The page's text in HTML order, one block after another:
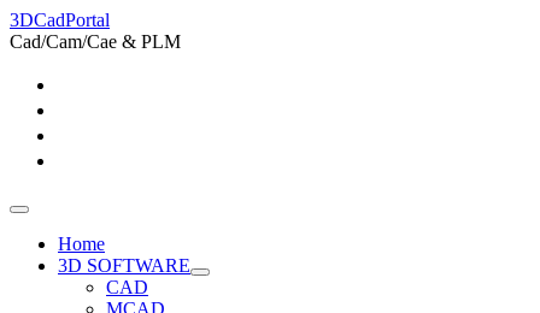
3DCadPortal
Cad/Cam/Cae & PLM
Home
3D SOFTWARE
CAD
MCAD